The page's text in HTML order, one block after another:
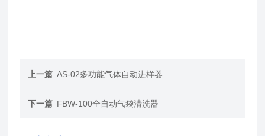
上一篇 AS-02多功能气体自动进样器
下一篇 FBW-100全自动气袋清洗器